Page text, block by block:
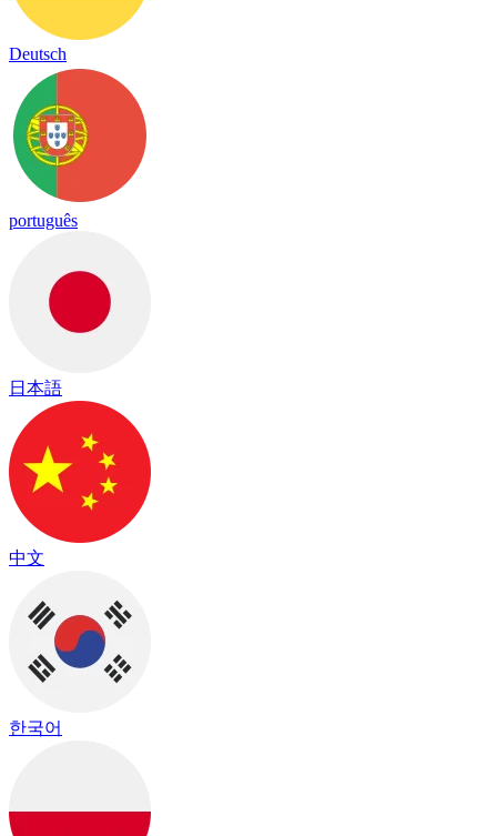
Deutsch
português
日本語
中文
한국어